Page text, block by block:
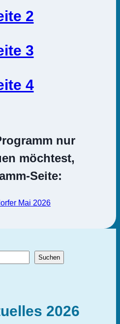
2
3
4
nur
möchtest,
Seite:
Mai 2026
Suchen
2026